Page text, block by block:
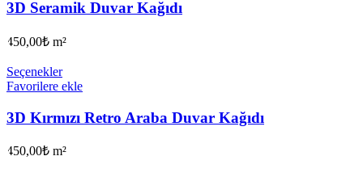
3D Seramik Duvar Kağıdı
450,00₺ m²
Seçenekler
Favorilere ekle
3D Kırmızı Retro Araba Duvar Kağıdı
450,00₺ m²